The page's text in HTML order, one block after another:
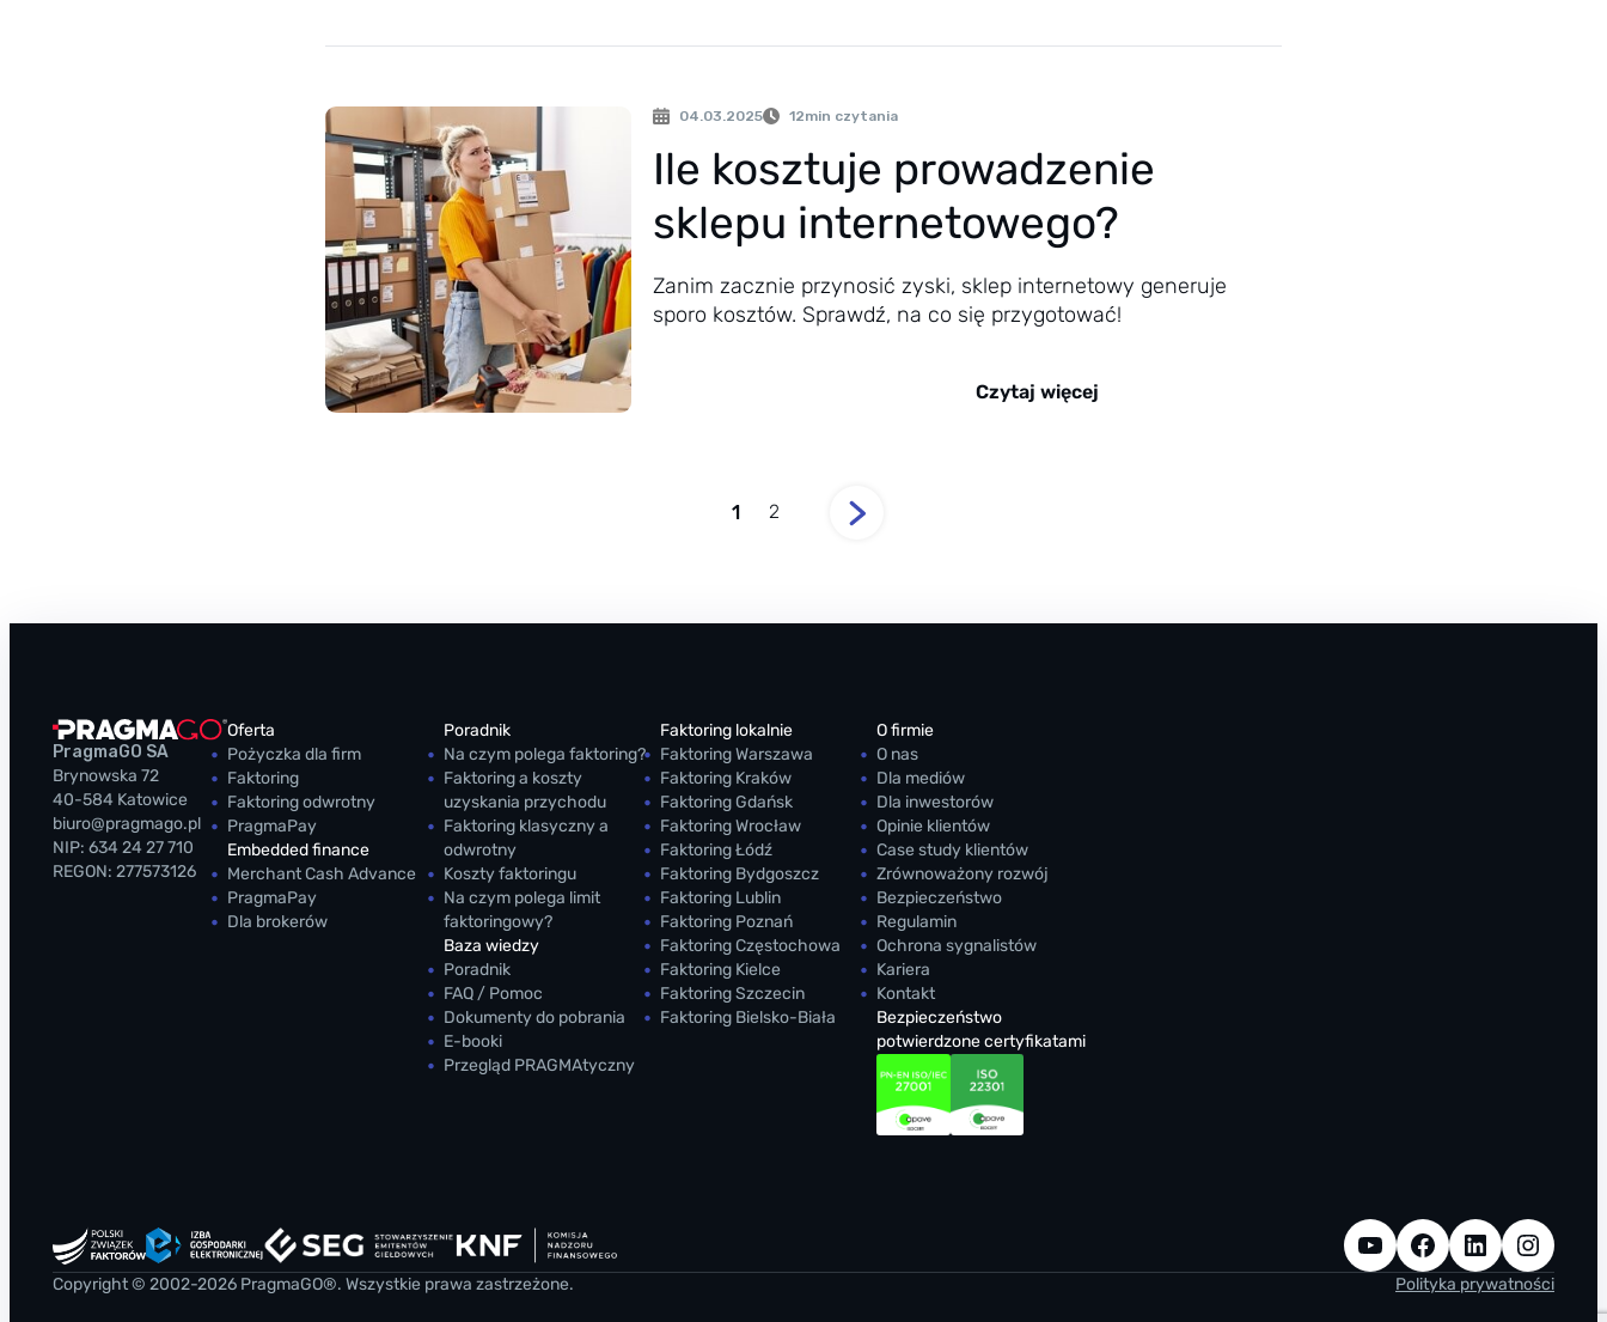
04.03.2025 12min czytania
Ile kosztuje prowadzenie
sklepu internetowego?
Zanim zacznie przynosić zyski, sklep internetowy generuje
sporo kosztów. Sprawdź, na co się przygotować!
Czytaj więcej
1 2
PragmaGO SA
Brynowska 72
40-584 Katowice
biuro@pragmago.pl
NIP: 634 24 27 710
REGON: 277573126
Oferta
Pożyczka dla firm
Faktoring
Faktoring odwrotny
PragmaPay
Embedded finance
Merchant Cash Advance
PragmaPay
Dla brokerów
Poradnik
Na czym polega faktoring?
Faktoring a koszty
uzyskania przychodu
Faktoring klasyczny a
odwrotny
Koszty faktoringu
Na czym polega limit
faktoringowy?
Baza wiedzy
Poradnik
FAQ / Pomoc
Dokumenty do pobrania
E-booki
Przegląd PRAGMAtyczny
Faktoring lokalnie
Faktoring Warszawa
Faktoring Kraków
Faktoring Gdańsk
Faktoring Wrocław
Faktoring Łódź
Faktoring Bydgoszcz
Faktoring Lublin
Faktoring Poznań
Faktoring Częstochowa
Faktoring Kielce
Faktoring Szczecin
Faktoring Bielsko-Biała
O firmie
O nas
Dla mediów
Dla inwestorów
Opinie klientów
Case study klientów
Zrównoważony rozwój
Bezpieczeństwo
Regulamin
Ochrona sygnalistów
Kariera
Kontakt
Bezpieczeństwo
potwierdzone certyfikatami
YouTubeFacebookLinkedInInstagram
Copyright © 2002-2026 PragmaGO®. Wszystkie prawa zastrzeżone.
Polityka prywatności